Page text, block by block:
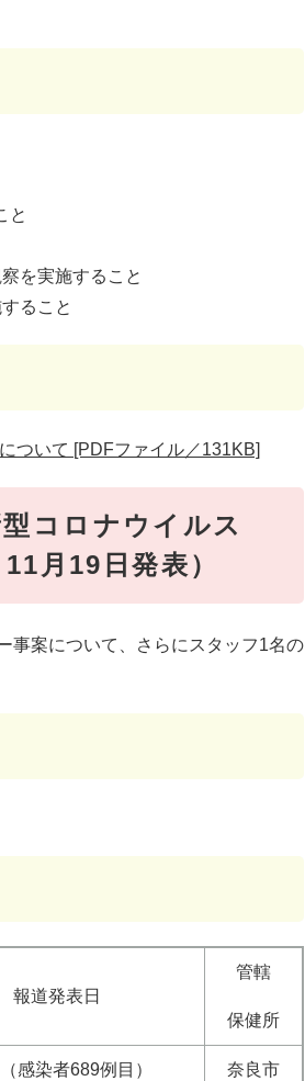
と
を実施すること
ること
ついて [PDFファイル／131KB]
コロナウイルス
月19日発表）
事案について、さらにスタッフ1名の
報道発表日
管轄
保健所
感染者689例目） 奈良市